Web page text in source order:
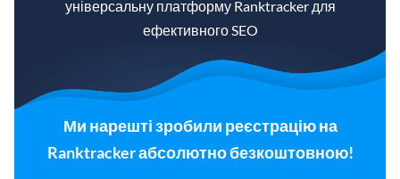
універсальну платформу Ranktracker для
ефективного SEO
Ми нарешті зробили реєстрацію на
Ranktracker абсолютно безкоштовною!